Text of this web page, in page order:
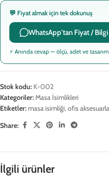
💬 Fiyat almak için tek dokunuş
WhatsApp'tan Fiyat /
⚡ Anında cevap — ölçü, adet ve
Stok kodu: K-002
Kategoriler:Masa İsimlikleri
Etiketler: masa isimliği,ofis
Share:
İlgili ürünler